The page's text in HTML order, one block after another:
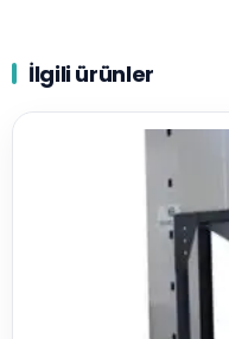
İlgili ürünler